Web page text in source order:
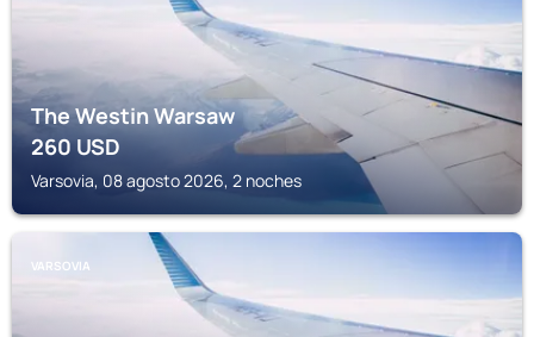
The Westin Warsaw
260USD
Varsovia, 08 agosto 2026, 2 noches
VARSOVIA